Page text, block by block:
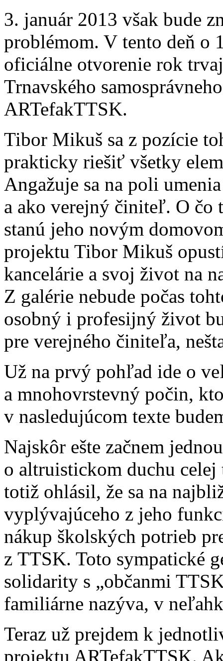
3. január 2013 však bude
problémom. V tento deň o
oficiálne otvorenie rok
Trnavského
ARTefakTTSK.
Tibor Mikuš sa z pozície
prakticky riešiť všetky
Angažuje sa na poli
a ako verejný činiteľ. O čo
stanú jeho novým
projektu Tibor Mikuš
kancelárie a svoj život na
Z galérie nebude počas
osobný i profesijný život
pre verejného činiteľa,
Už na prvý pohľad ide o
a mnohovrstevný počin,
v nasledujúcom texte
Najskôr ešte začnem
o altruistickom duchu
totiž ohlásil, že sa na
vyplývajúceho z jeho
nákup školských potrieb
z TTSK. Toto sympatické
solidarity s „občanmi
familiárne nazýva, v
Teraz už prejdem k
projektu ARTefakTTSK.